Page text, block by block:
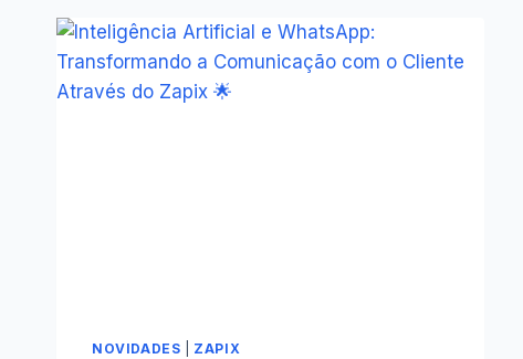
NOVIDADES ZAPIX